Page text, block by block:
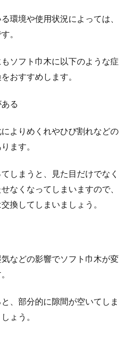
環境や使用状況によっては、
。
ソフト巾木に以下のような症
おすすめします。
る
よりめくれやひび割れなどの
ます。
しまうと、見た目だけでなく
なくなってしまいますので、
換してしまいましょう。
などの影響でソフト巾木が変
、部分的に隙間が空いてしま
ょう。